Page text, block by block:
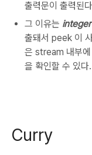
출력문이 출력된
그 이유는
출돼서 peek 이
은 stream 내부에
을 확인할 수 있다.
Curry